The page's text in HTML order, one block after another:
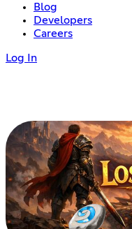
Blog
Developers
Careers
Log In